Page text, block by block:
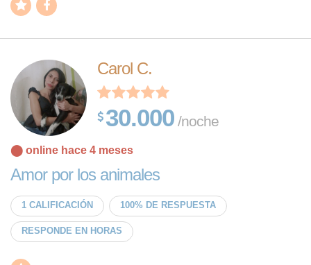
Carol C.
30.000 /noche
⬤ online hace 4 meses
Amor por los animales
1 CALIFICACIÓN 100% DE RESPUESTA
RESPONDE EN HORAS